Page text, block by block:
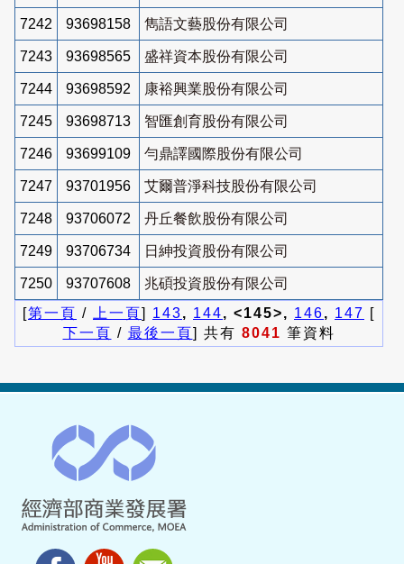
7242 93698158 雋語文藝股份有限公司
7243 93698565 盛祥資本股份有限公司
7244 93698592 康裕興業股份有限公司
7245 93698713 智匯創育股份有限公司
7246 93699109 勻鼎譯國際股份有限公司
7247 93701956 艾爾普淨科技股份有限公司
7248 93706072 丹丘餐飲股份有限公司
7249 93706734 日紳投資股份有限公司
7250 93707608
兆碩投資股份有限公司
[第一頁 / 上一頁] 143, 144, <145>, 146, 147 [
下一頁 / 最後一頁] 共有 8041 筆資料